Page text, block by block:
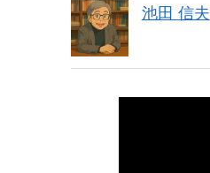
池田 信夫